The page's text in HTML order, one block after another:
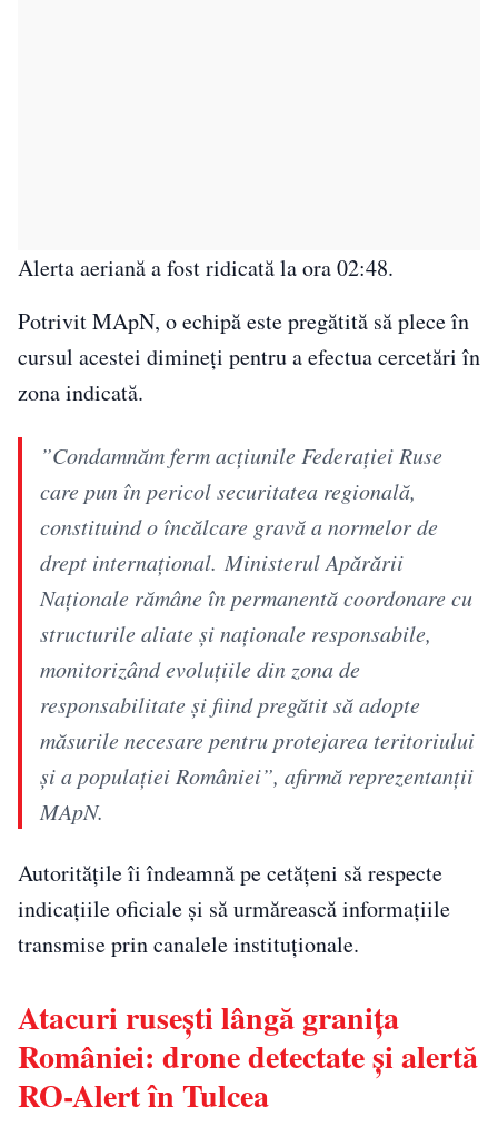
Alerta aeriană a fost ridicată la ora 02:48.
Potrivit MApN, o echipă este pregătită să plece în
cursul acestei dimineţi pentru a efectua cercetări în
zona indicată.
”Condamnăm ferm acţiunile Federaţiei Ruse
care pun în pericol securitatea regională,
constituind o încălcare gravă a normelor de
drept internaţional. Ministerul Apărării
Naţionale rămâne în permanentă coordonare cu
structurile aliate şi naţionale responsabile,
monitorizând evoluţiile din zona de
responsabilitate şi fiind pregătit să adopte
măsurile necesare pentru protejarea teritoriului
şi a populaţiei României”, afirmă reprezentanţii
MApN.
Autoritățile îi îndeamnă pe cetățeni să respecte
indicațiile oficiale și să urmărească informațiile
transmise prin canalele instituționale.
Atacuri rusești lângă granița
României: drone detectate și alertă
RO-Alert în Tulcea